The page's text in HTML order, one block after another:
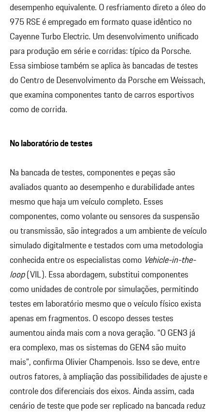
desempenho equivalente. O resfriamento direto a óleo do
975 RSE é empregado em formato quase idêntico no
Cayenne Turbo Electric. Um desenvolvimento unificado
para produção em série e corridas: típico da Porsche.
Essa simbiose também se aplica às bancadas de testes
do Centro de Desenvolvimento da Porsche em Weissach,
que examina componentes tanto de carros esportivos
como de corrida.
No laboratório de testes
Na bancada de testes, componentes e peças são
avaliados quanto ao desempenho e durabilidade antes
mesmo que haja um veículo completo. Esses
componentes, como volante ou sensores da suspensão
ou transmissão, são integrados a um ambiente de veículo
simulado digitalmente e testados com uma metodologia
conhecida entre os especialistas como Vehicle-in-the-
loop(VIL). Essa abordagem, substitui componentes
como unidades de controle por simulações, permitindo
testes em laboratório mesmo que o veículo físico exista
apenas em fragmentos. O escopo desses testes
aumentou ainda mais com a nova geração. “O GEN3 já
era complexo, mas os sistemas do GEN4 são muito
mais”, confirma Olivier Champenois. Isso se deve, entre
outros fatores, à ampliação das possibilidades de ajuste e
controle dos diferenciais dos eixos. Ainda assim, cada
cenário de teste que pode ser replicado na bancada reduz